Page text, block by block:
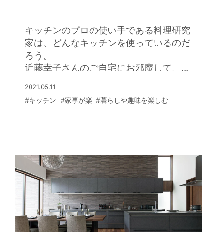
キッチンのプロの使い手である料理研究
家は、どんなキッチンを使っているのだ
ろう。
近藤幸子さんのご自宅にお邪魔して、愛
2021.05.11
#キッチン #家事が楽 #暮らしや趣味を楽しむ